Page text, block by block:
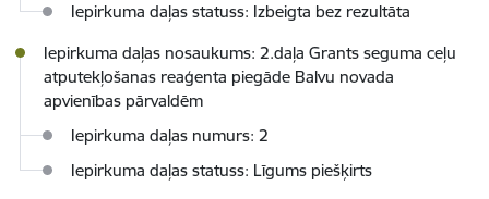
Iepirkuma daļas statuss: Izbeigta bez rezultāta
Iepirkuma daļas nosaukums: 2.daļa Grants seguma ceļu
atputekļošanas reaģenta piegāde Balvu novada
apvienības pārvaldēm
Iepirkuma daļas numurs: 2
Iepirkuma daļas statuss: Līgums piešķirts